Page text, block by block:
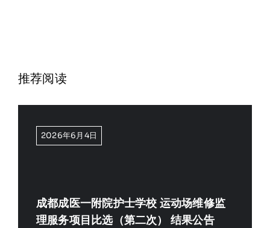
推荐阅读
2026年6月4日
成都成医一附院护士学校 运动场维修监
理服务项目比选（第二次） 结果公告